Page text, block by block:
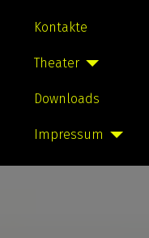
Kontakte
Theater
Downloads
Impressum